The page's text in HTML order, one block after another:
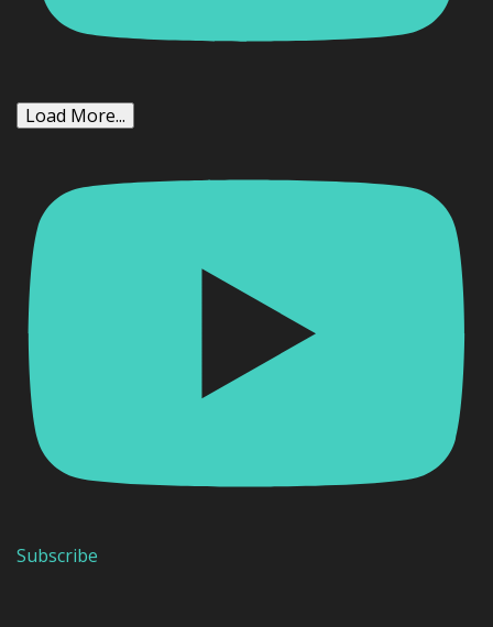
Load More...
Subscribe